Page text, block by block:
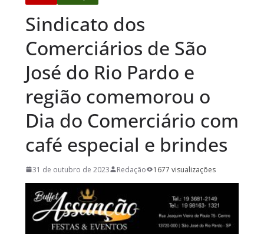
Sindicato dos
Comerciários de São
José do Rio Pardo e
região comemorou o
Dia do Comerciário com
café especial e brindes
31 de outubro de 2023 Redação 1677 visualizações